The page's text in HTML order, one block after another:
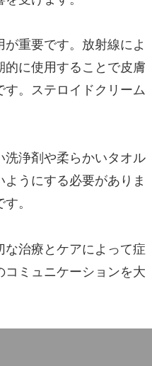
重要です。放射線によ
に使用することで皮膚
。ステロイドクリーム
洗浄剤や柔らかいタオル
うにする必要がありま
。
治療とケアによって症
ミュニケーションを大